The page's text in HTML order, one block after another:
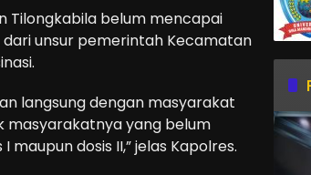
Tilongkabila belum mencapai
unsur pemerintah Kecamatan
langsung dengan masyarakat
masyarakatnya yang belum
dosis II,” jelas Kapolres.